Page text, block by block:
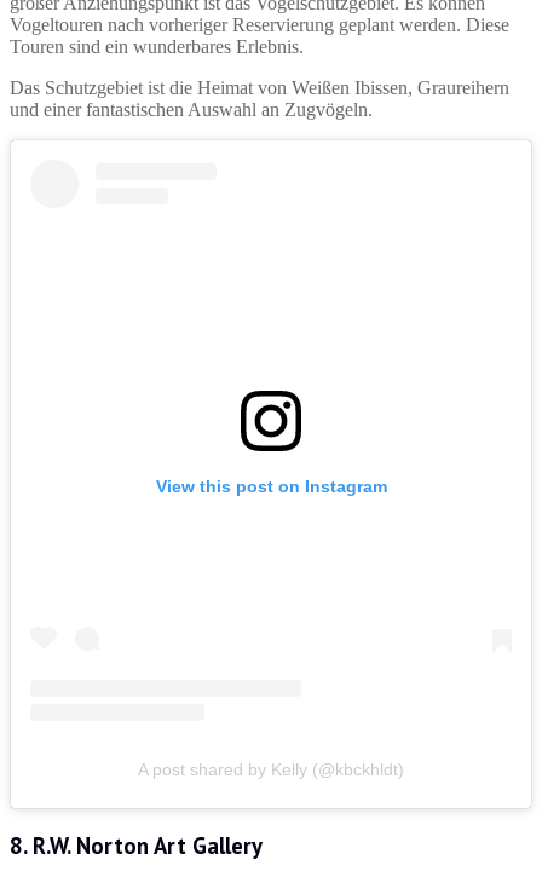
Vogeltouren nach vorheriger Reservierung geplant werden. Diese
Touren sind ein wunderbares Erlebnis.
Das Schutzgebiet ist die Heimat von Weißen Ibissen, Graureihern
und einer fantastischen Auswahl an Zugvögeln.
View this post on Instagram
A post shared by Kelly (@kbckhldt)
8. R.W. Norton Art Gallery